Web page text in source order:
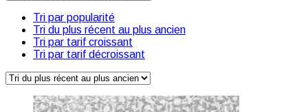
Tri par popularité
Tri du plus récent au plus ancien
Tri par tarif croissant
Tri par tarif décroissant